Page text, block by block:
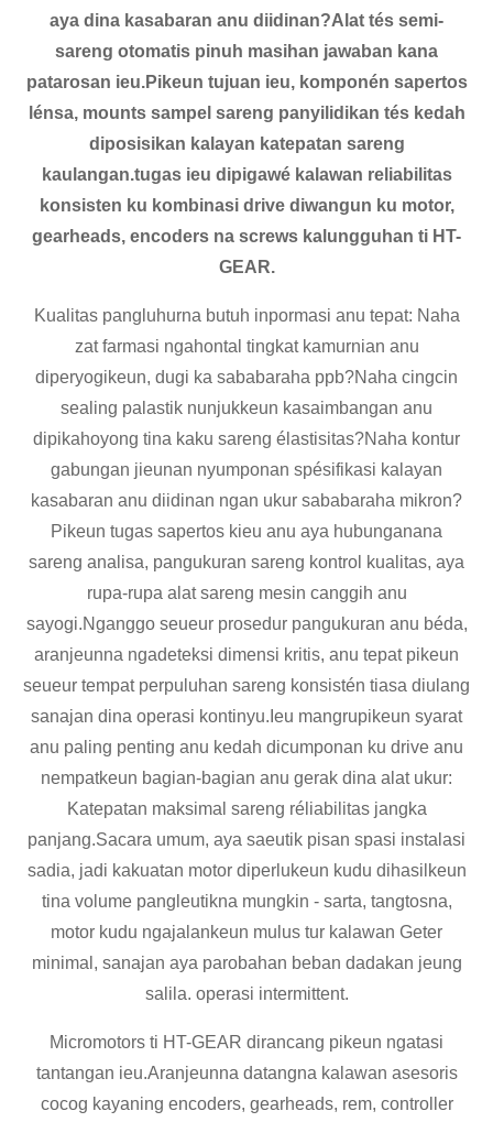
aya dina kasabaran anu diidinan?Alat tés semi-
sareng otomatis pinuh masihan jawaban kana
patarosan ieu.Pikeun tujuan ieu, komponén sapertos
lénsa, mounts sampel sareng panyilidikan tés kedah
diposisikan kalayan katepatan sareng
kaulangan.tugas ieu dipigawé kalawan reliabilitas
konsisten ku kombinasi drive diwangun ku motor,
gearheads, encoders na screws kalungguhan ti HT-
GEAR.
Kualitas pangluhurna butuh inpormasi anu tepat: Naha
zat farmasi ngahontal tingkat kamurnian anu
diperyogikeun, dugi ka sababaraha ppb?Naha cingcin
sealing palastik nunjukkeun kasaimbangan anu
dipikahoyong tina kaku sareng élastisitas?Naha kontur
gabungan jieunan nyumponan spésifikasi kalayan
kasabaran anu diidinan ngan ukur sababaraha mikron?
Pikeun tugas sapertos kieu anu aya hubunganana
sareng analisa, pangukuran sareng kontrol kualitas, aya
rupa-rupa alat sareng mesin canggih anu
sayogi.Nganggo seueur prosedur pangukuran anu béda,
aranjeunna ngadeteksi dimensi kritis, anu tepat pikeun
seueur tempat perpuluhan sareng konsistén tiasa diulang
sanajan dina operasi kontinyu.Ieu mangrupikeun syarat
anu paling penting anu kedah dicumponan ku drive anu
nempatkeun bagian-bagian anu gerak dina alat ukur:
Katepatan maksimal sareng réliabilitas jangka
panjang.Sacara umum, aya saeutik pisan spasi instalasi
sadia, jadi kakuatan motor diperlukeun kudu dihasilkeun
tina volume pangleutikna mungkin - sarta, tangtosna,
motor kudu ngajalankeun mulus tur kalawan Geter
minimal, sanajan aya parobahan beban dadakan jeung
salila. operasi intermittent.
Micromotors ti HT-GEAR dirancang pikeun ngatasi
tantangan ieu.Aranjeunna datangna kalawan asesoris
cocog kayaning encoders, gearheads, rem, controller